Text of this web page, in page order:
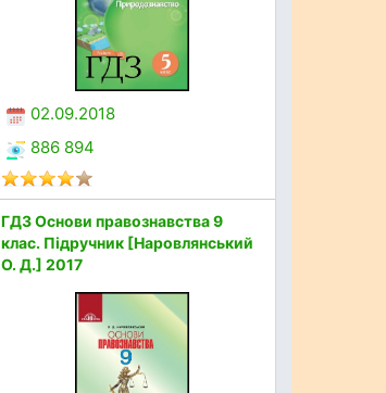
02.09.2018
886 894
ГДЗ Основи правознавства 9
клас. Підручник [Наровлянський
О. Д.] 2017